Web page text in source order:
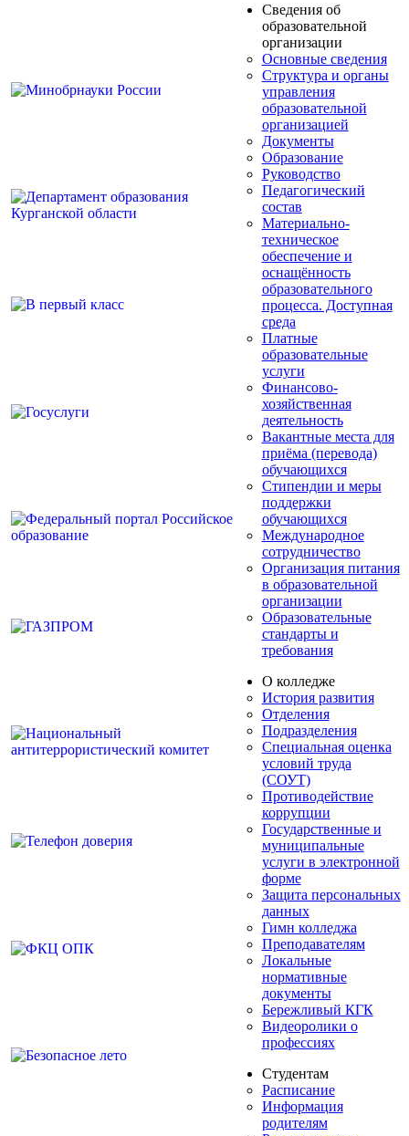
Сведения об
образовательной
организации
Основные сведения
Структура и органы
управления
образовательной
организацией
Документы
Образование
Руководство
Педагогический
состав
Материально-
техническое
обеспечение и
оснащённость
образовательного
процесса. Доступная
среда
Платные
образовательные
услуги
Финансово-
хозяйственная
деятельность
Вакантные места для
приёма (перевода)
обучающихся
Стипендии и меры
поддержки
обучающихся
Международное
сотрудничество
Организация питания
в образовательной
организации
Образовательные
стандарты и
требования
О колледже
История развития
Отделения
Подразделения
Специальная оценка
условий труда
(СОУТ)
Противодействие
коррупции
Государственные и
муниципальные
услуги в электронной
форме
Защита персональных
данных
Гимн колледжа
Преподавателям
Локальные
нормативные
документы
Бережливый КГК
Видеоролики о
профессиях
Студентам
Расписание
Информация
родителям